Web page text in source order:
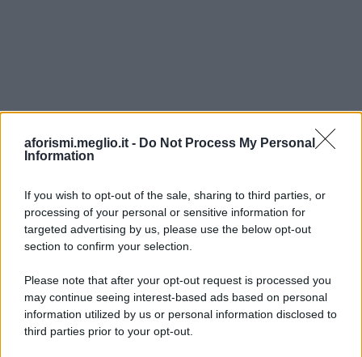
aforismi.meglio.it - Do Not Process My Personal
Information
If you wish to opt-out of the sale, sharing to third parties, or
processing of your personal or sensitive information for
targeted advertising by us, please use the below opt-out
section to confirm your selection.
Please note that after your opt-out request is processed you
may continue seeing interest-based ads based on personal
information utilized by us or personal information disclosed to
third parties prior to your opt-out.
Ricevi LE FRASI PIÙ BELLE via e-mail
E-mail